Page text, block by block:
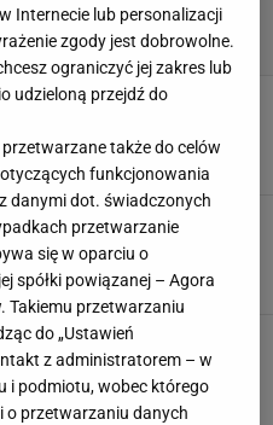
być w każdym domu.
za 27 zł
na balkon - te drobiazgi
atmosfery
OZDOBY ŚWIĄTECZNE PROMOCJE
mieszkanie za grosze -
jak z okładki katalogu
WNĘTRZ PROMOCJE SINSAY
Internecie lub personalizacji
zgody jest dobrowolne.
ograniczyć jej zakres lub
udzieloną przejdź do
także do celów
funkcjonowania
danymi dot. świadczonych
przetwarzanie
się w oparciu o
spółki powiązanej – Agora
Takiemu przetwarzaniu
do „Ustawień
z administratorem – w
i podmiotu, wobec którego
o przetwarzaniu danych